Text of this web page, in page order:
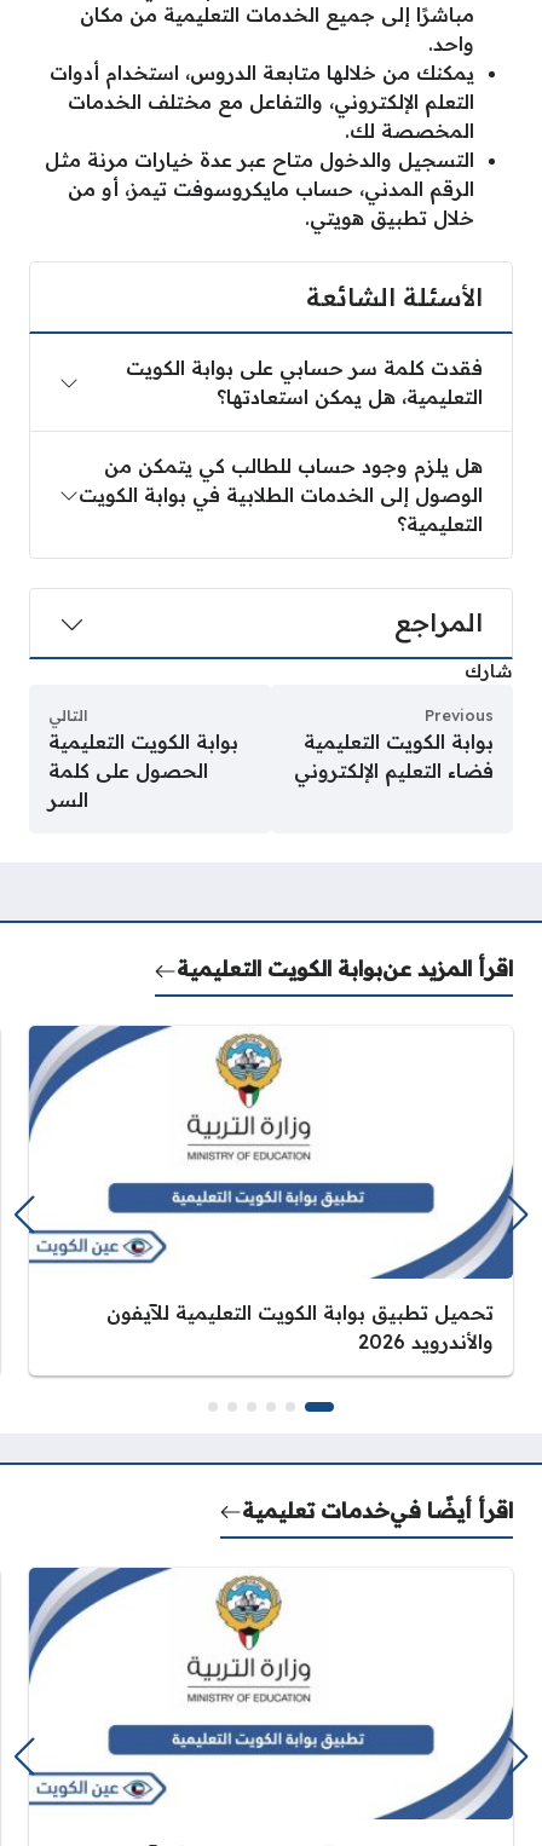
مباشرًا إلى جميع الخدمات التعليمية من مكان
واحد.
يمكنك من خلالها متابعة الدروس، استخدام أدوات
التعلم الإلكتروني، والتفاعل مع مختلف الخدمات
المخصصة لك.
التسجيل والدخول متاح عبر عدة خيارات مرنة مثل
الرقم المدني، حساب مايكروسوفت تيمز، أو من
خلال تطبيق هويتي.
الأسئلة الشائعة
فقدت كلمة سر حسابي على بوابة الكويت
التعليمية، هل يمكن استعادتها؟
هل يلزم وجود حساب للطالب كي يتمكن من
الوصول إلى الخدمات الطلابية في بوابة الكويت
التعليمية؟
المراجع
شارك
Previous
بوابة الكويت التعليمية
فضاء التعليم الإلكتروني
التالي
بوابة الكويت التعليمية
الحصول على كلمة
السر
اقرأ المزيد عنبوابة الكويت التعليمية
تحميل تطبيق بوابة الكويت التعليمية للآيفون
والأندرويد 2026
اقرأ أيضًا فيخدمات تعليمية